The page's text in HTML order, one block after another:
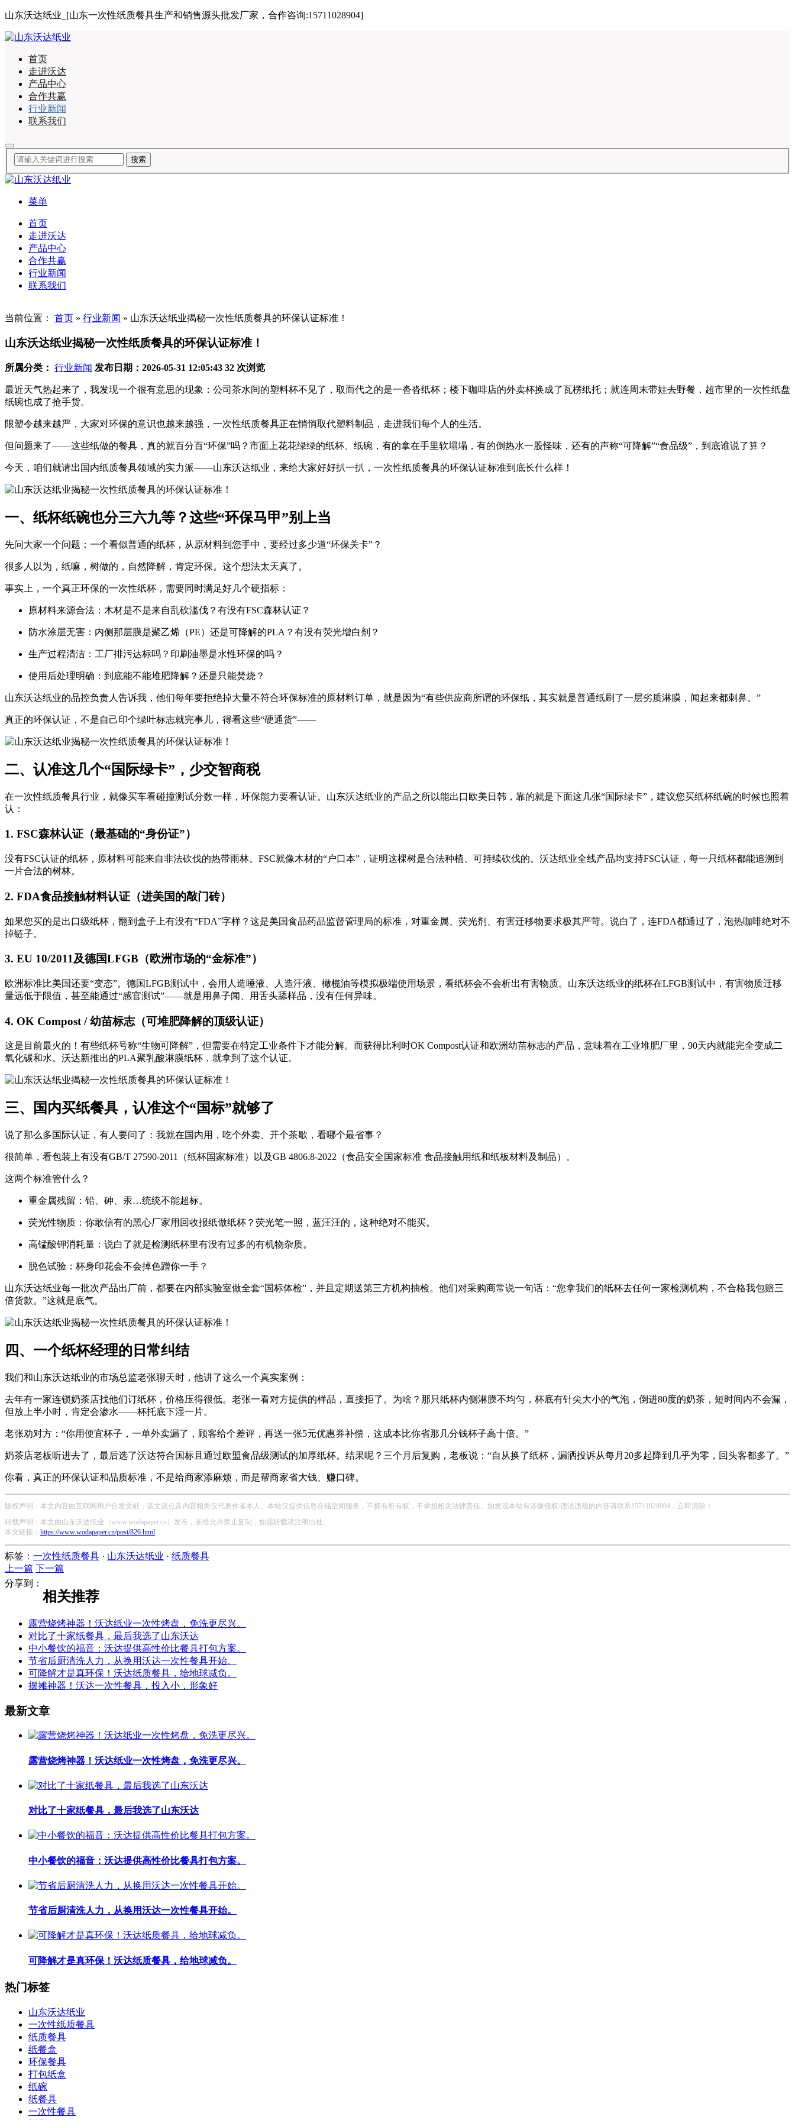
山东沃达纸业_[山东一次性纸质餐具生产和销售源头批发厂家，合作咨询:15711028904]
首页
走进沃达
产品中心
合作共赢
行业新闻
联系我们
菜单
首页
走进沃达
产品中心
合作共赢
行业新闻
联系我们
当前位置： 首页 » 行业新闻 » 山东沃达纸业揭秘一次性纸质餐具的环保认证标准！
山东沃达纸业揭秘一次性纸质餐具的环保认证标准！
所属分类： 行业新闻 发布日期：2026-05-31 12:05:43 32 次浏览
最近天气热起来了，我发现一个很有意思的现象：公司茶水间的塑料杯不见了，取而代之的是一沓沓纸杯；楼下咖啡店的外卖杯换成了瓦楞纸托；就连周末带娃去野餐，超市里的一次性纸盘
纸碗也成了抢手货。
限塑令越来越严，大家对环保的意识也越来越强， 一次性纸质餐具正在悄悄取代塑料制品，走进我们每个人的生活。
但问题来了——这些纸做的餐具，真的就百分百“环保”吗？市面上花花绿绿的纸杯、纸碗，有的拿在手里软塌塌，有的倒热水一股怪味，还有的声称“可降解”“食品级”，到底谁说了算？
今天，咱们就请出国内纸质餐具领域的实力派——山东沃达纸业 ，来给大家好好扒一扒， 一次性纸质餐具的环保认证标准到底长什么样！
一、纸杯纸碗也分三六九等？这些“环保马甲”别上当
先问大家一个问题：一个看似普通的纸杯，从原材料到您手中，要经过多少道“环保关卡”？
很多人以为，纸嘛，树做的，自然降解，肯定环保。这个想法太天真了。
事实上，一个真正环保的一次性纸杯，需要同时满足好几个硬指标：
原材料来源合法 ：木材是不是来自乱砍滥伐？有没有FSC森林认证？
防水涂层无害 ：内侧那层膜是聚乙烯（PE）还是可降解的PLA？有没有荧光增白剂？
生产过程清洁 ：工厂排污达标吗？印刷油墨是水性环保的吗？
使用后处理明确 ：到底能不能堆肥降解？还是只能焚烧？
山东沃达纸业的品控负责人告诉我，他们每年要拒绝掉大量不符合环保标准的原材料订单，就是因为“有些供应商所谓的环保纸，其实就是普通纸刷了一层劣质淋膜，闻起来都刺鼻。”
真正的环保认证，不是自己印个绿叶标志就完事儿，得看这些“硬通货”——
二、认准这几个“国际绿卡”，少交智商税
在一次性纸质餐具行业，就像买车看碰撞测试分数一样，环保能力要看认证。 山东沃达纸业的产品之所以能出口欧美日韩，靠的就是下面这几张“国际绿卡”，建议您买纸杯纸碗的时候也照着
认：
1. FSC森林认证（最基础的“身份证”）
没有FSC认证的纸杯，原材料可能来自非法砍伐的热带雨林。FSC就像木材的“户口本”，证明这棵树是合法种植、可持续砍伐的。沃达纸业全线产品均支持FSC认证， 每一只纸杯都能追溯到
一片合法的树林。
2. FDA食品接触材料认证（进美国的敲门砖）
如果您买的是出口级纸杯，翻到盒子上有没有“FDA”字样？这是美国食品药品监督管理局的标准，对重金属、荧光剂、有害迁移物要求极其严苛。说白了， 连FDA都通过了，泡热咖啡绝对不
掉链子。
3. EU 10/2011及德国LFGB（欧洲市场的“金标准”）
欧洲标准比美国还要“变态”。德国LFGB测试中，会用人造唾液、人造汗液、橄榄油等模拟极端使用场景，看纸杯会不会析出有害物质。 山东沃达纸业的纸杯在LFGB测试中，有害物质迁移
量远低于限值，甚至能通过“感官测试”——就是用鼻子闻、用舌头舔样品，没有任何异味。
4. OK Compost / 幼苗标志（可堆肥降解的顶级认证）
这是目前最火的！有些纸杯号称“生物可降解”，但需要在特定工业条件下才能分解。而获得比利时OK Compost认证和欧洲幼苗标志的产品，意味着在工业堆肥厂里，90天内就能完全变成二
氧化碳和水。沃达新推出的PLA聚乳酸淋膜纸杯，就拿到了这个认证。
三、国内买纸餐具，认准这个“国标”就够了
说了那么多国际认证，有人要问了：我就在国内用，吃个外卖、开个茶歇，看哪个最省事？
很简单，看包装上有没有GB/T 27590-2011 （纸杯国家标准）以及GB 4806.8-2022 （食品安全国家标准 食品接触用纸和纸板材料及制品）。
这两个标准管什么？
重金属残留 ：铅、砷、汞…统统不能超标。
荧光性物质 ：你敢信有的黑心厂家用回收报纸做纸杯？荧光笔一照，蓝汪汪的，这种绝对不能买。
高锰酸钾消耗量 ：说白了就是检测纸杯里有没有过多的有机物杂质。
脱色试验 ：杯身印花会不会掉色蹭你一手？
山东沃达纸业每一批次产品出厂前，都要在内部实验室做全套“国标体检”，并且定期送第三方机构抽检。他们对采购商常说一句话：“您拿我们的纸杯去任何一家检测机构，不合格我包赔三
倍货款。 ”这就是底气。
四、一个纸杯经理的日常纠结
我们和山东沃达纸业的市场总监老张聊天时，他讲了这么一个真实案例：
去年有一家连锁奶茶店找他们订纸杯，价格压得很低。老张一看对方提供的样品，直接拒了。为啥？那只纸杯内侧淋膜不均匀，杯底有针尖大小的气泡，倒进80度的奶茶，短时间内不会漏，
但放上半小时，肯定会渗水——杯托底下湿一片。
老张劝对方：“你用便宜杯子，一单外卖漏了，顾客给个差评，再送一张5元优惠券补偿，这成本比你省那几分钱杯子高十倍。”
奶茶店老板听进去了，最后选了沃达符合国标且通过欧盟食品级测试的加厚纸杯。结果呢？三个月后复购，老板说：“自从换了纸杯，漏洒投诉从每月20多起降到几乎为零，回头客都多了。”
你看，真正的环保认证和品质标准，不是给商家添麻烦，而是帮商家省大钱、赚口碑。
版权声明：本文内容由互联网用户自发贡献，该文观点及内容相关仅代表作者本人。本站仅提供信息存储空间服务，不拥有所有权，不承担相关法律责任。如发现本站有涉嫌侵权/违法违规的内容请联系15711028904，立即清除！
转载声明：本文由山东沃达纸业（www.wodapaper.cn）发布，未经允许禁止复制，如需转载请注明出处。
本文链接： https://www.wodapaper.cn/post/826.html
标签： 一次性纸质餐具 · 山东沃达纸业 · 纸质餐具
上一篇 下一篇
分享到：
相关推荐
露营烧烤神器！沃达纸业一次性烤盘，免洗更尽兴。
对比了十家纸餐具，最后我选了山东沃达
中小餐饮的福音：沃达提供高性价比餐具打包方案。
节省后厨清洗人力，从换用沃达一次性餐具开始。
可降解才是真环保！沃达纸质餐具，给地球减负。
摆摊神器！沃达一次性餐具，投入小，形象好
最新文章
露营烧烤神器！沃达纸业一次性烤盘，免洗更尽兴。
对比了十家纸餐具，最后我选了山东沃达
中小餐饮的福音：沃达提供高性价比餐具打包方案。
节省后厨清洗人力，从换用沃达一次性餐具开始。
可降解才是真环保！沃达纸质餐具，给地球减负。
热门标签
山东沃达纸业
一次性纸质餐具
纸质餐具
纸餐盒
环保餐具
打包纸盒
纸碗
纸餐具
一次性餐具